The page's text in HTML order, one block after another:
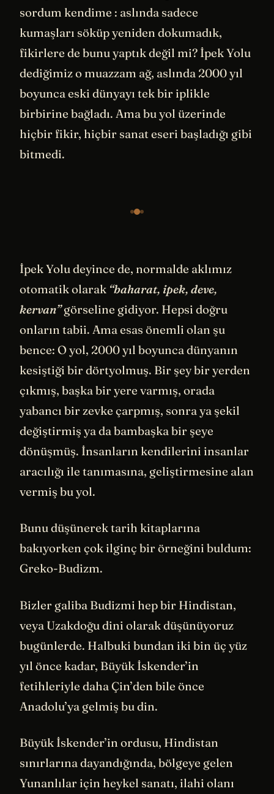
sordum kendime : aslında sadece
kumaşları söküp yeniden dokumadık,
fikirlere de bunu yaptık değil mi? İpek Yolu
dediğimiz o muazzam ağ, aslında 2000 yıl
boyunca eski dünyayı tek bir iplikle
birbirine bağladı. Ama bu yol üzerinde
hiçbir fikir, hiçbir sanat eseri başladığı gibi
bitmedi.
İpek Yolu deyince de, normalde aklımız
otomatik olarak “baharat, ipek, deve,
kervan”görseline gidiyor. Hepsi doğru
onların tabii. Ama esas önemli olan şu
bence: O yol, 2000 yıl boyunca dünyanın
kesiştiği bir dörtyolmuş. Bir şey bir yerden
çıkmış, başka bir yere varmış, orada
yabancı bir zevke çarpmış, sonra ya şekil
değiştirmiş ya da bambaşka bir şeye
dönüşmüş. İnsanların kendilerini insanlar
aracılığı ile tanımasına, geliştirmesine alan
vermiş bu yol.
Bunu düşünerek tarih kitaplarına
bakıyorken çok ilginç bir örneğini buldum:
Greko-Budizm.
Bizler galiba Budizmi hep bir Hindistan,
veya Uzakdoğu dini olarak düşünüyoruz
bugünlerde. Halbuki bundan iki bin üç yüz
yıl önce kadar, Büyük İskender’in
fetihleriyle daha Çin’den bile önce
Anadolu’ya gelmiş bu din.
Büyük İskender’in ordusu, Hindistan
sınırlarına dayandığında, bölgeye gelen
Yunanlılar için heykel sanatı, ilahi olanı